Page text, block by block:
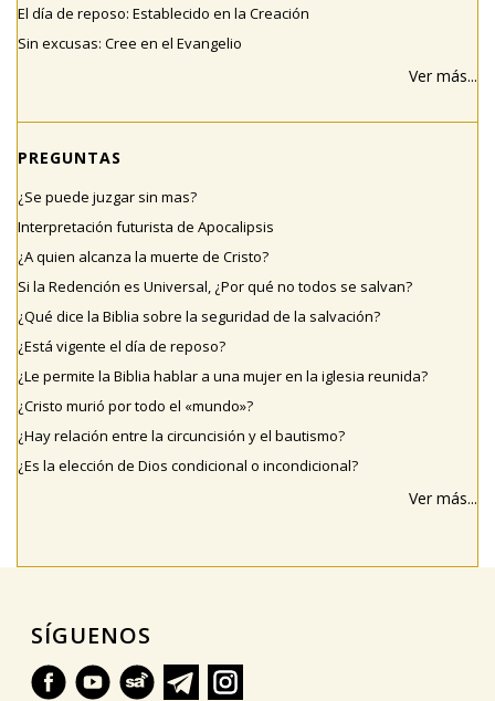
El día de reposo: Establecido en la Creación
Sin excusas: Cree en el Evangelio
Ver más...
PREGUNTAS
¿Se puede juzgar sin mas?
Interpretación futurista de Apocalipsis
¿A quien alcanza la muerte de Cristo?
Si la Redención es Universal, ¿Por qué no todos se salvan?
¿Qué dice la Biblia sobre la seguridad de la salvación?
¿Está vigente el día de reposo?
¿Le permite la Biblia hablar a una mujer en la iglesia reunida?
¿Cristo murió por todo el «mundo»?
¿Hay relación entre la circuncisión y el bautismo?
¿Es la elección de Dios condicional o incondicional?
Ver más...
SÍGUENOS